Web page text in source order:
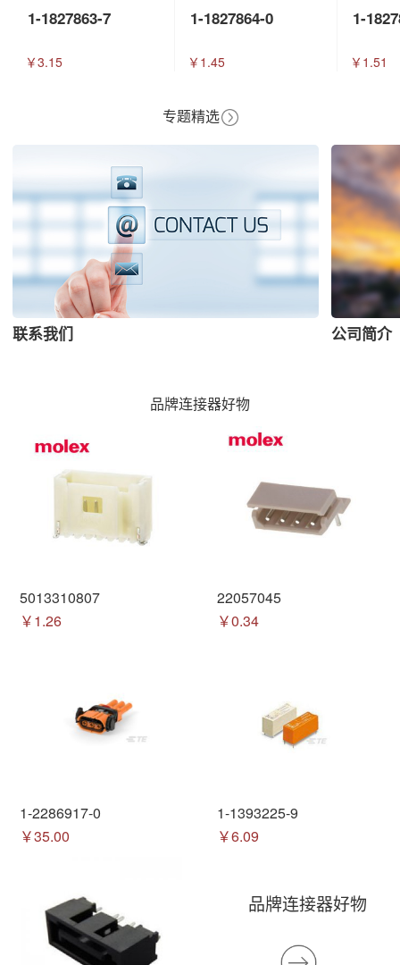
1-1827863-7
￥3.15
1-1827864-0
￥1.45
1-
￥1.51
专题精选
联系我们 公司简介
品牌连接器好物
5013310807
￥1.26
22057045
￥0.34
1-2286917-0
￥35.00
1-1393225-9
￥6.09
品牌连接器好物